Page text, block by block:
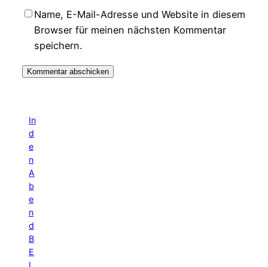
Name, E-Mail-Adresse und Website in diesem
Browser für meinen nächsten Kommentar
speichern.
In
d
e
n
A
b
e
n
d
B
E